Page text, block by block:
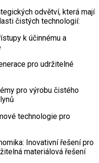
odvětví, která mají
čistých technologií:
k účinnému a
pro udržitelné
pro výrobu čistého
technologie pro
Inovativní řešení pro
materiálová řešení